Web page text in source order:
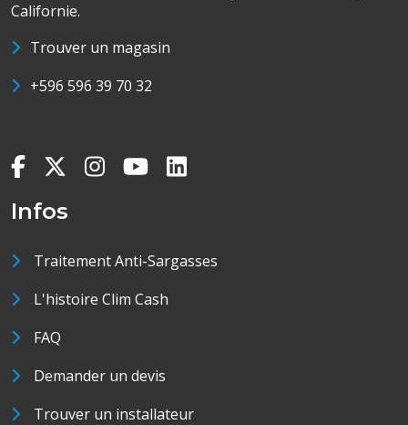
Californie.
Trouver un magasin
+596 596 39 70 32
Infos
Traitement Anti-Sargasses
L'histoire Clim Cash
FAQ
Demander un devis
Trouver un installateur